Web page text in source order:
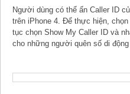
Người dùng có thể ấn Caller ID
trên iPhone 4. Để thực hiện,
tục chọn Show My Caller ID và
cho những người quên số di động